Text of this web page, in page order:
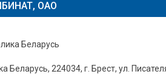
ОАО
Беларусь
Беларусь, 224034, г. Брест, ул.